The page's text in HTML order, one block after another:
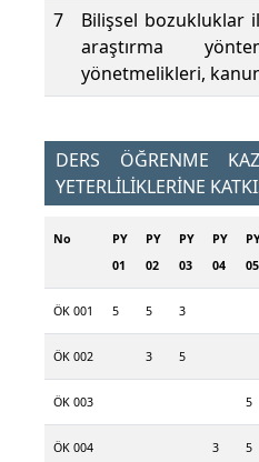
7
Bilişsel bozukluklar
araştırma
yönetmelikleri,
DERS ÖĞRENME
YETERLİLİKLERİNE
No
PY
01
PY
02
PY
03
PY
04
05
ÖK 001 5 5 3
ÖK 002 3 5
ÖK 003 5
ÖK 004 3 5